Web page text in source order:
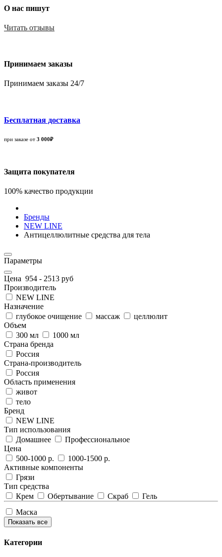
О нас пишут
Читать отзывы
Принимаем заказы
Принимаем заказы 24/7
Бесплатная доставка
при заказе от 3 000₽
Защита покупателя
100% качество продукции
Бренды
NEW LINE
Антицеллюлитные средства для тела
Параметры
Цена 954 - 2513 руб
Производитель
NEW LINE
Назначение
глубокое очищение
массаж
целлюлит
Объем
300 мл
1000 мл
Страна бренда
Россия
Страна-производитель
Россия
Область применения
живот
тело
Бренд
NEW LINE
Тип использования
Домашнее
Профессиональное
Цена
500-1000 р.
1000-1500 р.
Активные компоненты
Грязи
Тип средства
Крем
Обертывание Скраб
Гель
Маска
Показать все
Категории